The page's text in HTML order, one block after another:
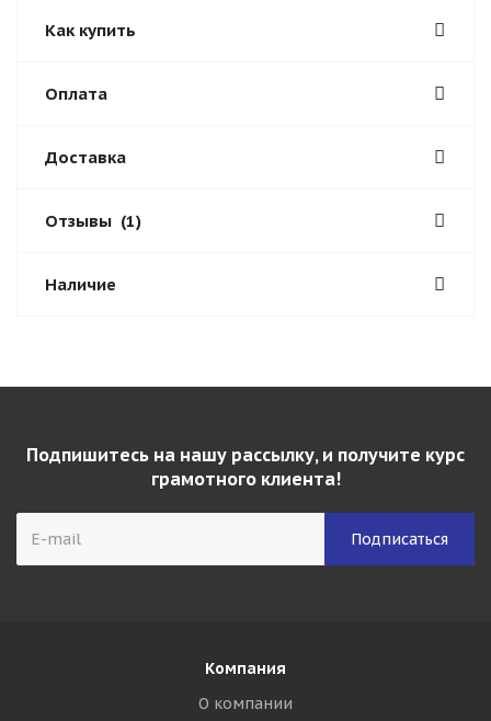
Как купить
Оплата
Доставка
Отзывы (1)
Наличие
Подпишитесь на нашу рассылку, и получите курс
грамотного клиента!
Компания
О компании